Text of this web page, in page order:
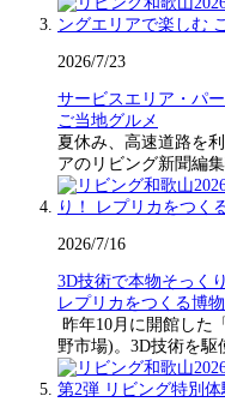
2026/7/23
サービスエリア・パ
ご当地グルメ
夏休み、高速道路を
アのリビング新聞編
2026/7/16
3D技術で本物そっくり
レプリカをつくる博
昨年10月に開館した
野市場)。3D技術を駆